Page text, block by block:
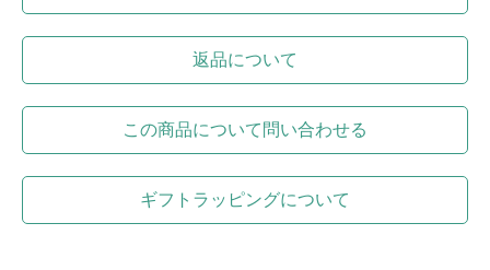
返品について
この商品について問い合わせる
ギフトラッピングについて